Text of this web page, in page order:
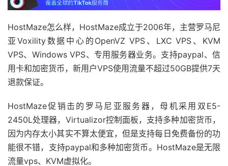
HostMaze怎么样，HostMaze成立于2006年，主营罗马尼
亚Voxility数据中心的OpenVZ VPS、LXC VPS、KVM
VPS、Windows VPS、专用服务器业务。支持paypal、信
用卡和加密货币，新用户VPS使用流量不超过50GB提供7天
退款保证。
HostMaze促销击的罗马尼亚服务器，母机采用双E5-
2450L处理器，Virtualizor控制面板，支持多种加密货币，
因为内存太小其实不算太便宜，但是支持每日免费备份的功
能很不错，支持paypal和多种加密货币。HostMaze是无限
流量vps、KVM虚拟化。